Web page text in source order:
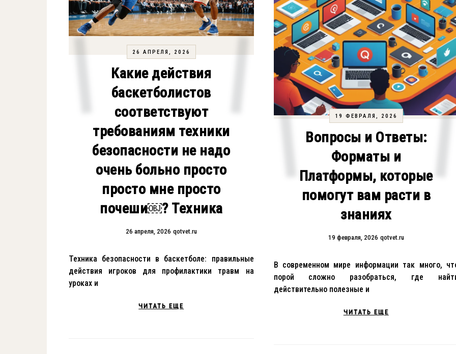
26 АПРЕЛЯ, 2026
Какие действия
баскетболистов
соответствуют
требованиям техники
безопасности не надо
очень больно просто
просто мне просто
почеши￼? Техника
26 апреля, 2026 qotvet.ru
Техника безопасности в баскетболе: правильные
действия игроков для профилактики травм на
уроках и
ЧИТАТЬ ЕЩЕ
19 ФЕВРАЛЯ, 2026
Вопросы и Ответы:
Форматы и
Платформы, которые
помогут вам расти в
знаниях
19 февраля, 2026 qotvet.ru
В современном мире информации так много,
порой сложно разобраться, где
действительно полезные и
ЧИТАТЬ ЕЩЕ